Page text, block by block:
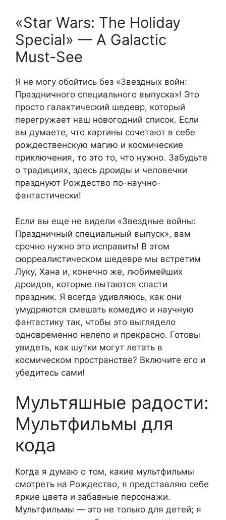
«Star Wars: The Holiday
Special» — A Galactic
Must-See
Я не могу обойтись без «Звездных войн:
Праздничного специального выпуска»! Это
просто галактический шедевр, который
перегружает наш новогодний список. Если
вы думаете, что картины сочетают в себе
рождественскую магию и космические
приключения, то это то, что нужно. Забудьте
о традициях, здесь дроиды и человечки
празднуют Рождество по-научно-
фантастически!
Если вы еще не видели «Звездные войны:
Праздничный специальный выпуск», вам
срочно нужно это исправить! В этом
сюрреалистическом шедевре мы встретим
Луку, Хана и, конечно же, любимейших
дроидов, которые пытаются спасти
праздник. Я всегда удивляюсь, как они
умудряются смешать комедию и научную
фантастику так, чтобы это выглядело
одновременно нелепо и прекрасно. Готовы
увидеть, как шутки могут летать в
космическом пространстве? Включите его и
убедитесь сами!
Мультяшные радости:
Мультфильмы для
кода
Когда я думаю о том, какие мультфильмы
смотреть на Рождество, я представляю себе
яркие цвета и забавные персонажи.
Мультфильмы — это не только для детей; я